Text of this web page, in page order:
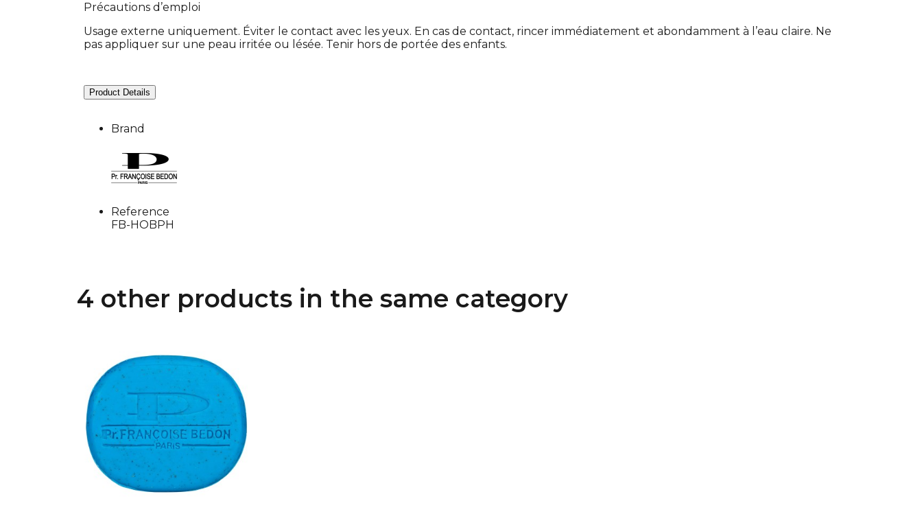
Précautions d’emploi
Usage externe uniquement. Éviter le contact avec les yeux. En cas de contact, rincer immédiatement et abondamment à l’eau claire. Ne
pas appliquer sur une peau irritée ou lésée. Tenir hors de portée des enfants.
Product Details
Brand
Reference
FB-HOBPH
4 other products in the same category